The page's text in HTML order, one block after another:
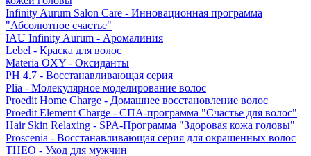
Infinity Aurum Salon Care - Инновационная программа
"Абсолютное счастье"
IAU Infinity Aurum - Аромалиния
Lebel - Краска для волос
Materia OXY - Оксиданты
PH 4.7 - Восстанавливающая серия
Plia - Молекулярное моделирование волос
Proedit Home Charge - Домашнее восстановление волос
Proedit Element Charge - СПА-программа "Счастье для волос"
Hair Skin Relaxing - SPA-Программа "Здоровая кожа головы"
Proscenia - Восстанавливающая серия для окрашенных волос
THEO - Уход для мужчин